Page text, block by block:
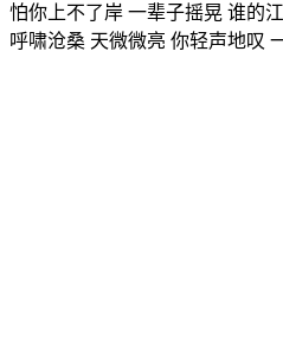
怕你上不了岸 一辈子摇晃 谁的
呼啸沧桑 天微微亮 你轻声地叹